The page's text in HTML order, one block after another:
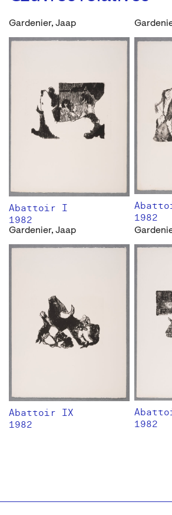
Gardenier, Jaap
Abattoir I
1982
1982
Gardenier, Jaap
Abattoir IX
1982
1982